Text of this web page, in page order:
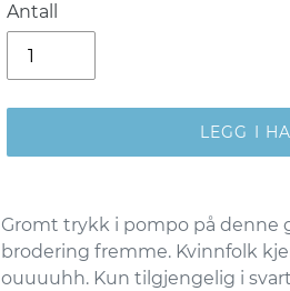
Antall
LEGG I
til
produkter
i
Gromt trykk i pompo på denne
brodering fremme. Kvinnfolk
ouuuuhh. Kun tilgjengelig i